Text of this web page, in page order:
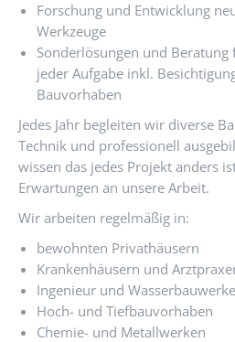
Forschung und Entwicklung
Werkzeuge
Sonderlösungen und
jeder Aufgabe inkl.
Bauvorhaben
Jedes Jahr begleiten wir diverse
Technik und professionell
wissen das jedes Projekt anders
Erwartungen an unsere Arbeit.
Wir arbeiten regelmäßig in:
bewohnten Privathäusern
Krankenhäusern und
Ingenieur und
Hoch- und Tiefbauvorhaben
Chemie- und Metallwerken